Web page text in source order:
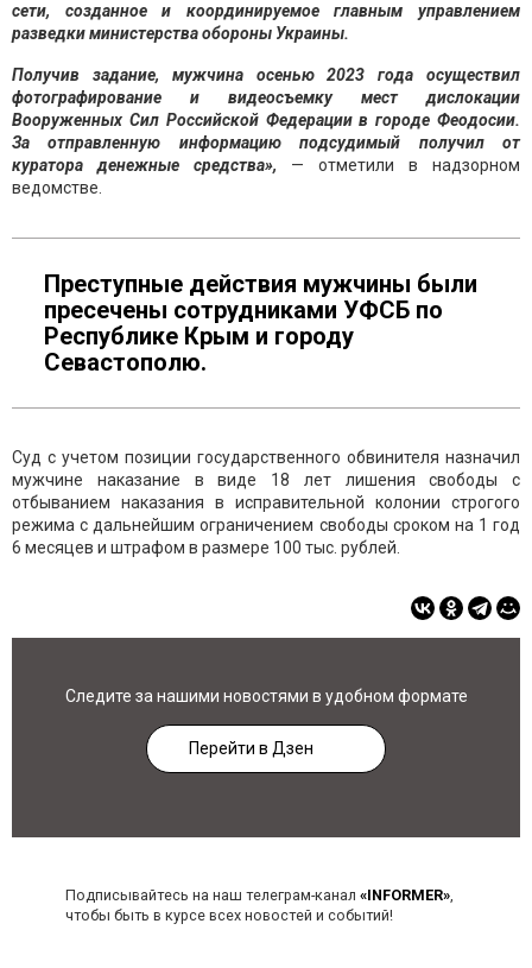
сети, созданное и координируемое главным управлением
разведки министерства обороны Украины.
Получив задание, мужчина осенью 2023 года осуществил
фотографирование и видеосъемку мест дислокации
Вооруженных Сил Российской Федерации в городе Феодосии.
За отправленную информацию подсудимый получил от
куратора денежные средства», — отметили в надзорном
ведомстве.
Преступные действия мужчины были
пресечены сотрудниками УФСБ по
Республике Крым и городу
Севастополю.
Суд с учетом позиции государственного обвинителя назначил
мужчине наказание в виде 18 лет лишения свободы с
отбыванием наказания в исправительной колонии строгого
режима с дальнейшим ограничением свободы сроком на 1 год
6 месяцев и штрафом в размере 100 тыс. рублей.
Следите за нашими новостями в удобном формате
Перейти в Дзен
Подписывайтесь на наш телеграм-канал «INFORMER»,
чтобы быть в курсе всех новостей и событий!